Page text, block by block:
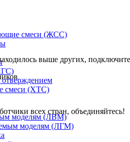
смеси (ЖСС)
смеси (ХТС)
моделям (ЛВМ)
моделям (ЛГМ)
выше других,
всех стран, объединяйтесь!